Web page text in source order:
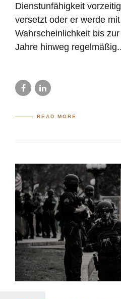
Dienstunfähigkeit
versetzt oder er werde
Wahrscheinlichkeit bis
Jahre hinweg
READ MORE